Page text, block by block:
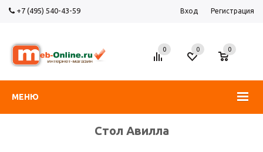
+7 (495) 540-43-59 Вход Регистрация
МЕНЮ
0 0
0
Стол Авилла